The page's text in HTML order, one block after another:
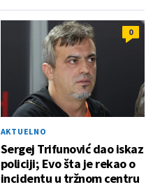
0
AKTUELNO
Sergej Trifunović dao iskaz
policiji; Evo šta je rekao o
incidentu u tržnom centru